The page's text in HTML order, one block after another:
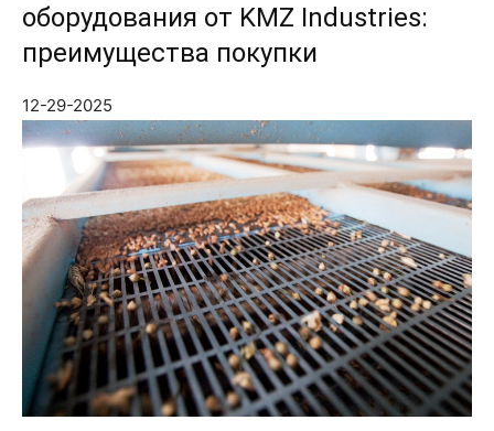
оборудования от KMZ Industries:
преимущества покупки
12-29-2025